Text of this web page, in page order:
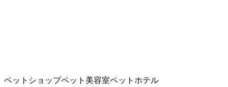
ペットショップペット美容室ペットホテル